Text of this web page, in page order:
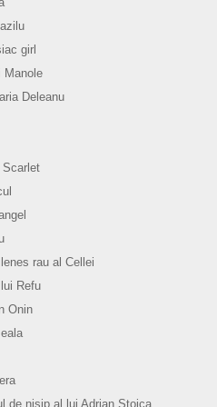
girl
Manole
Deleanu
Scarlet
rau al Cellei
Refu
Onin
de nisip al lui Adrian Stoica